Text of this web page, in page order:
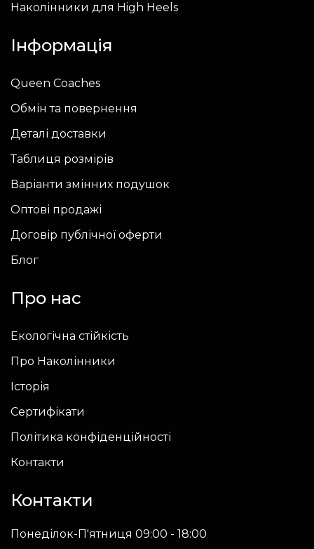
Наколінники для High Heels
Інформація
Queen Coaches
Обмін та повернення
Деталі доставки
Таблиця розмірів
Варіанти змінних подушок
Оптові продажі
Договір публічної оферти
Блог
Про нас
Екологічна стійкість
Про Наколінники
Історія
Сертифікати
Політика конфіденційності
Контакти
Контакти
Понеділок-П'ятниця 09:00 - 18:00